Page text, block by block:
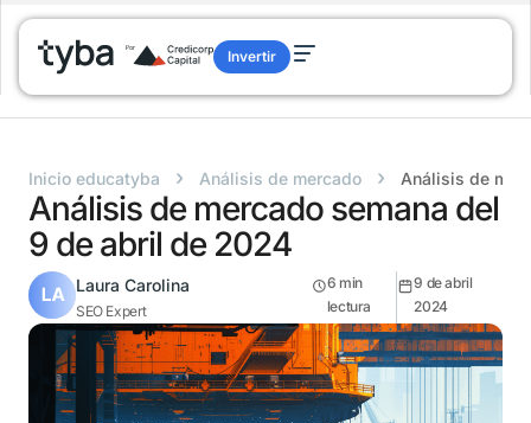
Invertir
Inicio educatyba › Análisis de mercado › Análisis de
Análisis de mercado semana del
9 de abril de 2024
Laura Carolina
SEO Expert
6 min
lectura
9 de abril
2024